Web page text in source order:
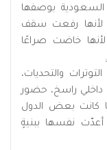
السعودية بوصفها
لأنها رفعت سقف
خاضت صراعًا
والتحديات،
راسخ، حضور
كانت بعض الدول
أعدّت نفسها ببنيةٍ